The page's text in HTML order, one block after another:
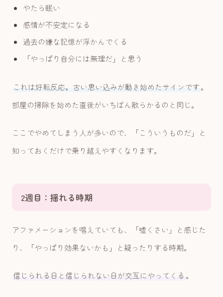
やたら眠い
感情が不安定になる
過去の嫌な記憶が浮かんでくる
「やっぱり自分には無理だ」と思う
これは好転反応。古い思い込みが動き始めたサインです。
部屋の掃除を始めた直後がいちばん散らかるのと同じ。
ここでやめてしまう人が多いので、「こういうものだ」と
知っておくだけで乗り越えやすくなります。
2週目：揺れる時期
アファメーションを唱えていても、「嘘くさい」と感じた
り、「やっぱり効果ないかも」と疑ったりする時期。
信じられる日と信じられない日が交互にやってくる 。